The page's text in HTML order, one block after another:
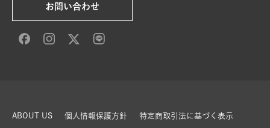
お問い合わせ
ABOUT US 個人情報保護方針 特定商取引法に基づく表示